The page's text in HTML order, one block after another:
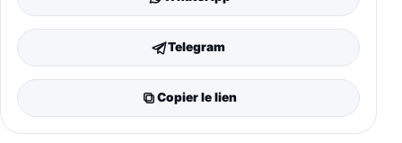
Telegram
Copier le lien